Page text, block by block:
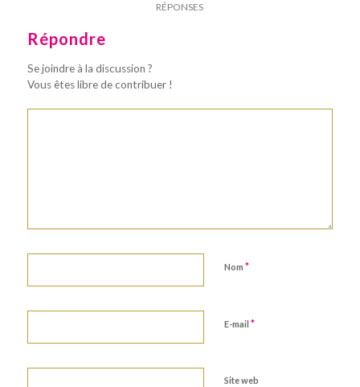
RÉPONSES
Répondre
Se joindre à la discussion ?
Vous êtes libre de contribuer !
Nom *
E-mail *
Site web